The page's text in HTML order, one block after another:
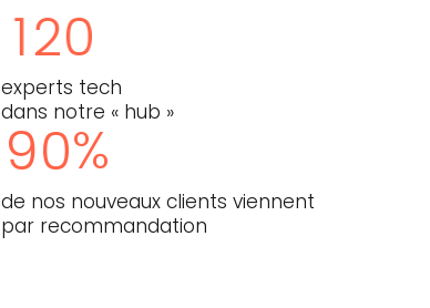
120
experts tech
dans notre « hub »
90%
de nos nouveaux clients viennent
par recommandation